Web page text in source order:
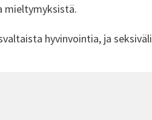
mieltymyksistä.
hyvinvointia, ja